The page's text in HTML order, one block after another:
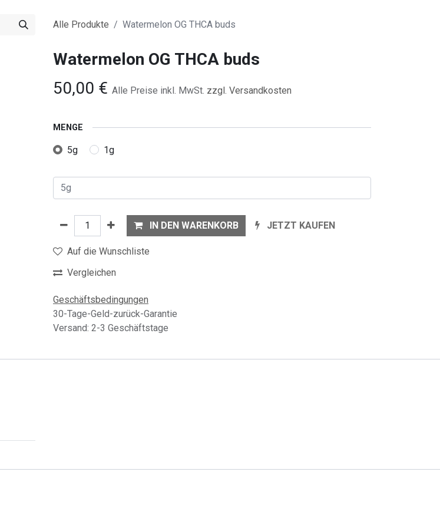
Alle Produkte Watermelon OG THCA buds
Watermelon OG THCA buds
50,00 € Alle Preise inkl. MwSt. zzgl. Versandkosten
MENGE
5g 1g
IN DEN WARENKORB JETZT KAUFEN
Auf die Wunschliste
Vergleichen
Geschäftsbedingungen
30-Tage-Geld-zurück-Garantie
Versand: 2-3 Geschäftstage